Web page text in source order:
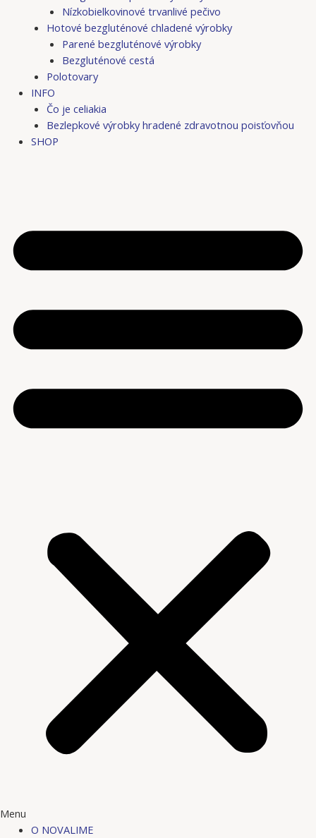
Nízkobielkovinové trvanlivé pečivo
Hotové bezgluténové chladené výrobky
Parené bezgluténové výrobky
Bezgluténové cestá
Polotovary
INFO
Čo je celiakia
Bezlepkové výrobky hradené zdravotnou poisťovňou
SHOP
Menu
O NOVALIME